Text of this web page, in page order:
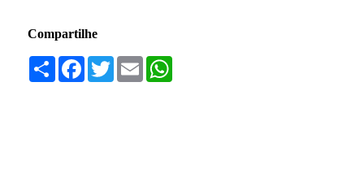
Compartilhe
Compartilhar
Facebook
TwitterEmail